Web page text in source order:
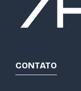
CONTATO